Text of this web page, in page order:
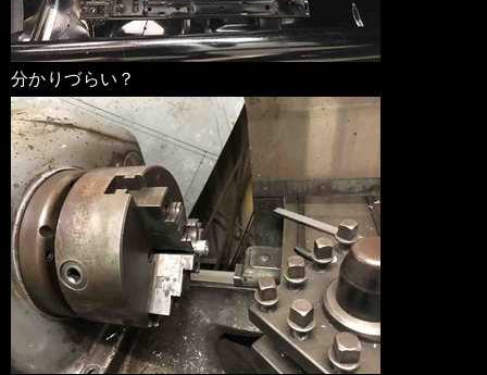
分かりづらい？